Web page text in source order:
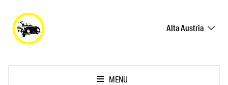
Alta Austria
MENU